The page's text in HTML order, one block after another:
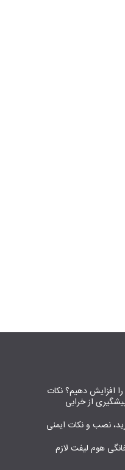
افزایش دهیم؟ نکات
از خرابی
نصب و نکات ایمنی
هوم لیفت لازم